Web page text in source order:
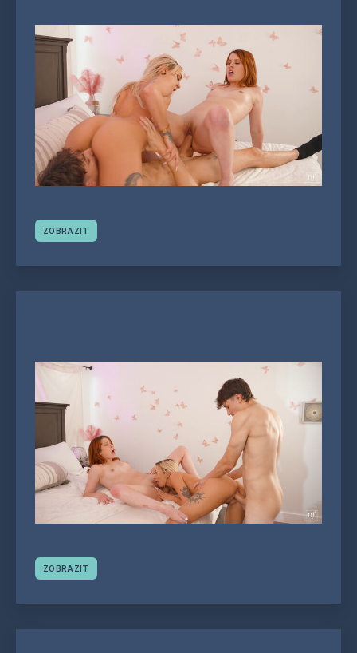
ZOBRAZIT
ZOBRAZIT